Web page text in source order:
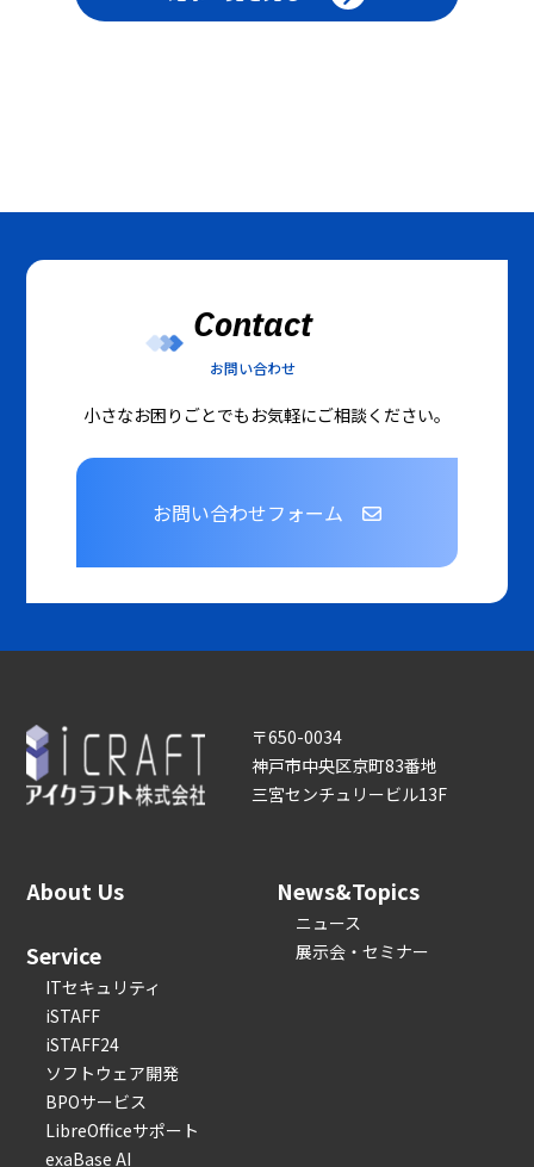
Contact
お問い合わせ
小さなお困りごとでもお気軽にご相談ください。
お問い合わせフォーム
〒650-0034
神戸市中央区京町83番地
三宮センチュリービル13F
About Us
Service
ITセキュリティ
iSTAFF
iSTAFF24
ソフトウェア開発
BPOサービス
LibreOfficeサポート
exaBase AI
News&Topics
ニュース
展示会・セミナー